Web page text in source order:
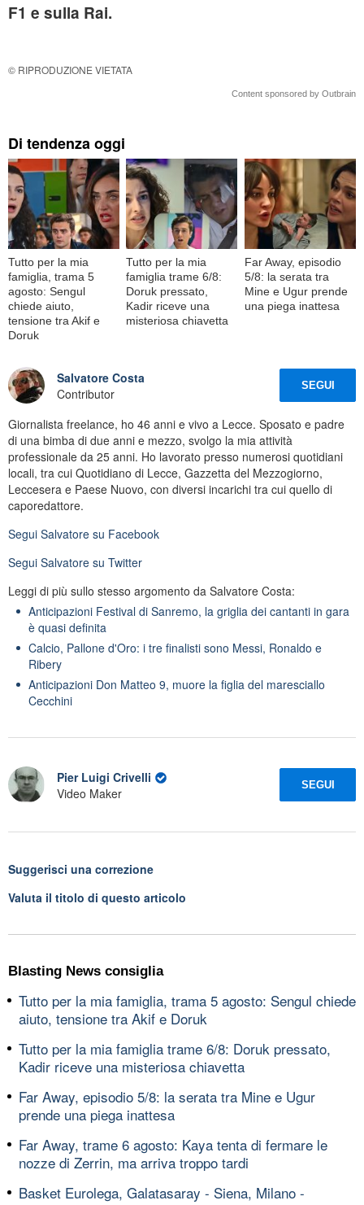
F1 e sulla Rai.
© RIPRODUZIONE VIETATA
Content sponsored by Outbrain
Di tendenza oggi
Tutto per la mia
famiglia, trama 5
agosto: Sengul
chiede aiuto,
tensione tra Akif e
Doruk
Tutto per la mia
famiglia trame 6/8:
Doruk pressato,
Kadir riceve una
misteriosa chiavetta
Far Away, episodio
5/8: la serata tra
Mine e Ugur prende
una piega inattesa
Salvatore Costa
Contributor
SEGUI
Giornalista freelance, ho 46 anni e vivo a Lecce. Sposato e padre
di una bimba di due anni e mezzo, svolgo la mia attività
professionale da 25 anni. Ho lavorato presso numerosi quotidiani
locali, tra cui Quotidiano di Lecce, Gazzetta del Mezzogiorno,
Leccesera e Paese Nuovo, con diversi incarichi tra cui quello di
caporedattore.
Segui Salvatore su Facebook
Segui Salvatore su Twitter
Leggi di più sullo stesso argomento da Salvatore Costa:
Anticipazioni Festival di Sanremo, la griglia dei cantanti in gara
è quasi definita
Calcio, Pallone d'Oro: i tre finalisti sono Messi, Ronaldo e
Ribery
Anticipazioni Don Matteo 9, muore la figlia del maresciallo
Cecchini
Pier Luigi Crivelli
Video Maker
SEGUI
Suggerisci una correzione
Valuta il titolo di questo articolo
Blasting News consiglia
Tutto per la mia famiglia, trama 5 agosto: Sengul chiede
aiuto, tensione tra Akif e Doruk
Tutto per la mia famiglia trame 6/8: Doruk pressato,
Kadir riceve una misteriosa chiavetta
Far Away, episodio 5/8: la serata tra Mine e Ugur
prende una piega inattesa
Far Away, trame 6 agosto: Kaya tenta di fermare le
nozze di Zerrin, ma arriva troppo tardi
Basket Eurolega, Galatasaray - Siena, Milano -